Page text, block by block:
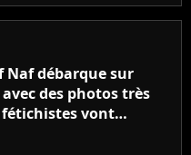
Naf débarque sur
des photos très
fétichistes vont
pied !